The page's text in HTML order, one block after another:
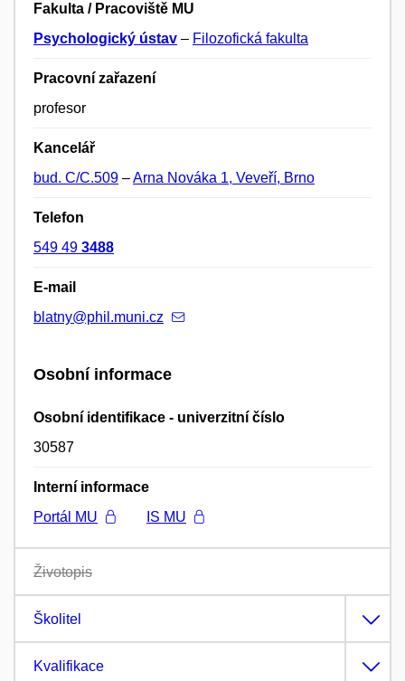
Fakulta / Pracoviště MU
Psychologický ústav – Filozofická fakulta
Pracovní zařazení
profesor
Kancelář
bud. C/C.509 –Arna Nováka 1, Veveří, Brno
Telefon
549 49 3488
E-mail
blatny@phil.muni.cz
Osobní informace
Osobní identifikace - univerzitní číslo
30587
Interní informace
Portál MU
IS MU
Životopis
Školitel
Kvalifikace